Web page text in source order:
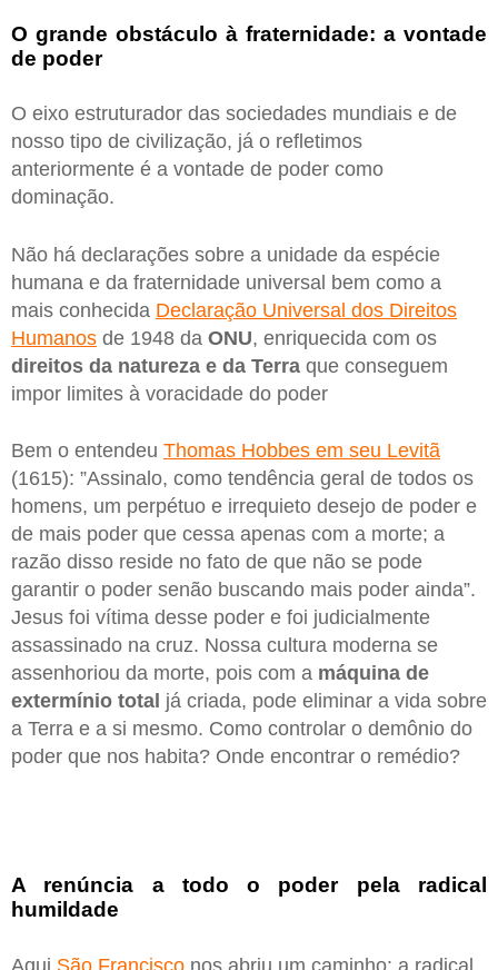
O grande obstáculo à fraternidade: a vontade
de poder
O eixo estruturador das sociedades mundiais e de
nosso tipo de civilização, já o refletimos
anteriormente é a vontade de poder como
dominação.
Não há declarações sobre a unidade da espécie
humana e da fraternidade universal bem como a
mais conhecida Declaração Universal dos Direitos
Humanos de 1948 da ONU, enriquecida com os
direitos da natureza e da Terra que conseguem
impor limites à voracidade do poder
Bem o entendeu Thomas Hobbes em seu Levitã
(1615): ”Assinalo, como tendência geral de todos os
homens, um perpétuo e irrequieto desejo de poder e
de mais poder que cessa apenas com a morte; a
razão disso reside no fato de que não se pode
garantir o poder senão buscando mais poder ainda”.
Jesus foi vítima desse poder e foi judicialmente
assassinado na cruz. Nossa cultura moderna se
assenhoriou da morte, pois com a máquina de
extermínio total já criada, pode eliminar a vida sobre
a Terra e a si mesmo. Como controlar o demônio do
poder que nos habita? Onde encontrar o remédio?
A renúncia a todo o poder pela radical
humildade
Aqui São Francisco nos abriu um caminho: a radical